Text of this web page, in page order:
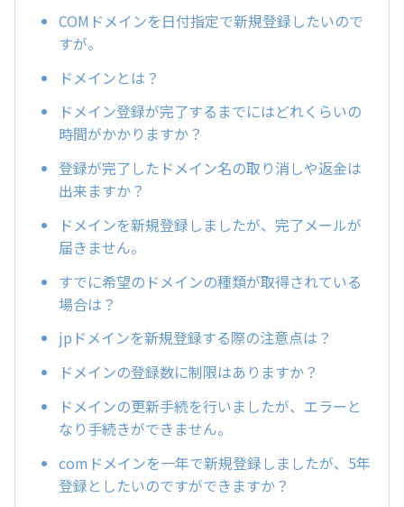
COMドメインを日付指定で新規登録したいので
すが。
ドメインとは？
ドメイン登録が完了するまでにはどれくらいの
時間がかかりますか？
登録が完了したドメイン名の取り消しや返金は
出来ますか？
ドメインを新規登録しましたが、完了メールが
届きません。
すでに希望のドメインの種類が取得されている
場合は？
jpドメインを新規登録する際の注意点は？
ドメインの登録数に制限はありますか？
ドメインの更新手続を行いましたが、エラーと
なり手続きができません。
comドメインを一年で新規登録しましたが、5年
登録としたいのですができますか？